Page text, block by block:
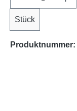
Stück
Produktnummer: